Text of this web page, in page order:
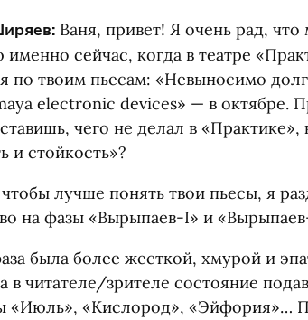
Ваня, привет! Я очень рад,
именно сейчас, когда в театре «
по твоим пьесам: «Невыносимо
electronic devices» — в октябре.
чего не делал в «Практике»,
и стойкость»?
лучше понять твои пьесы, я
на фазы «Вырыпаев-I» и
была более жесткой, хмурой и
в читателе/зрителе состояние
«Июль», «Кислород», «Эйфория»…